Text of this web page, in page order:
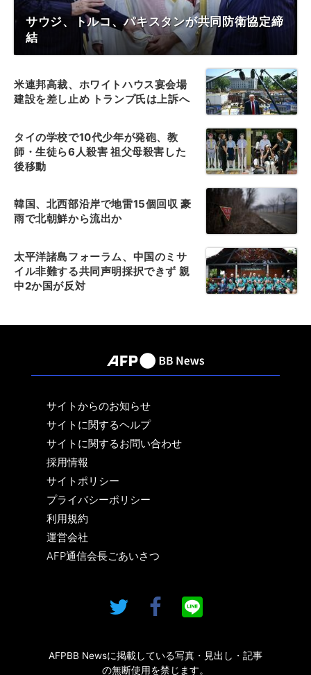
サウジ、トルコ、パキスタンが共同防衛協定締
結
米連邦高裁、ホワイトハウス宴会場
建設を差し止め トランプ氏は上訴へ
タイの学校で10代少年が発砲、教
師・生徒ら6人殺害 祖父母殺害した
後移動
韓国、北西部沿岸で地雷15個回収 豪
雨で北朝鮮から流出か
太平洋諸島フォーラム、中国のミサ
イル非難する共同声明採択できず 親
中2か国が反対
サイトからのお知らせ
サイトに関するヘルプ
サイトに関するお問い合わせ
採用情報
サイトポリシー
プライバシーポリシー
利用規約
運営会社
AFP通信会長ごあいさつ
AFPBB Newsに掲載している写真・見出し・記事
の無断使用を禁じます。